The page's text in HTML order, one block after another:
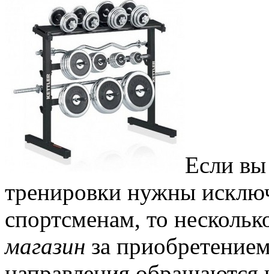
Если вы
тренировки нужны
спортсменам, то
магазин за